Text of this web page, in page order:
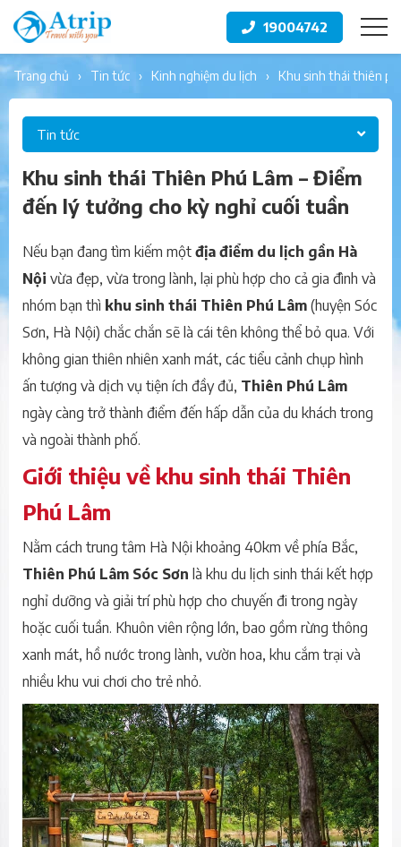
19004742
trang chủ tin tức kinh nghiệm du lịch khu sinh thái thiên
Tin tức
Khu sinh thái Thiên Phú Lâm – Điểm
đến lý tưởng cho kỳ nghỉ cuối tuần
Nếu bạn đang tìm kiếm một địa điểm du lịch gần Hà
Nội vừa đẹp, vừa trong lành, lại phù hợp cho cả gia đình và
nhóm bạn thì khu sinh thái Thiên Phú Lâm (huyện Sóc
Sơn, Hà Nội) chắc chắn sẽ là cái tên không thể bỏ qua. Với
không gian thiên nhiên xanh mát, các tiểu cảnh chụp hình
ấn tượng và dịch vụ tiện ích đầy đủ, Thiên Phú Lâm
ngày càng trở thành điểm đến hấp dẫn của du khách trong
và ngoài thành phố.
Giới thiệu về khu sinh thái Thiên
Phú Lâm
Nằm cách trung tâm Hà Nội khoảng 40km về phía Bắc,
Thiên Phú Lâm Sóc Sơn là khu du lịch sinh thái kết hợp
nghỉ dưỡng và giải trí phù hợp cho chuyến đi trong ngày
hoặc cuối tuần. Khuôn viên rộng lớn, bao gồm rừng thông
xanh mát, hồ nước trong lành, vườn hoa, khu cắm trại và
nhiều khu vui chơi cho trẻ nhỏ.